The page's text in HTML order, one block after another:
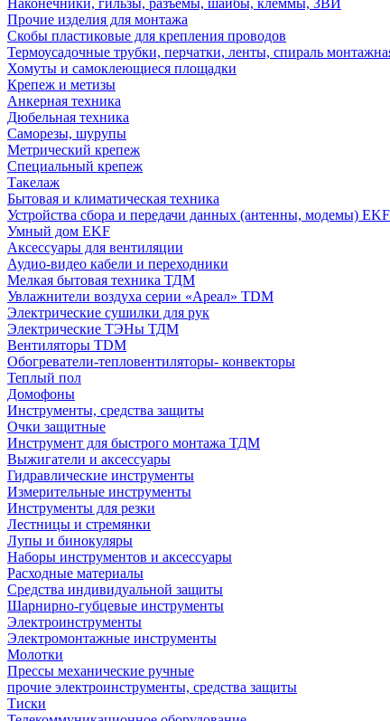
Наконечники, гильзы, разъемы, шайбы, клеммы, ЗВИ
Прочие изделия для монтажа
Скобы пластиковые для крепления проводов
Термоусадочные трубки, перчатки, ленты, спираль
Хомуты и самоклеющиеся площадки
Крепеж и метизы
Анкерная техника
Дюбельная техника
Саморезы, шурупы
Метрический крепеж
Специальный крепеж
Такелаж
Бытовая и климатическая техника
Устройства сбора и передачи данных (антенны, модемы) EKF
Умный дом EKF
Аксессуары для вентиляции
Аудио-видео кабели и переходники
Мелкая бытовая техника ТДМ
Увлажнители воздуха серии «Ареал» TDM
Электрические сушилки для рук
Электрические ТЭНы ТДМ
Вентиляторы TDM
Обогреватели-тепловентиляторы- конвекторы
Теплый пол
Домофоны
Инструменты, средства защиты
Очки защитные
Инструмент для быстрого монтажа ТДМ
Выжигатели и аксессуары
Гидравлические инструменты
Измерительные инструменты
Инструменты для резки
Лестницы и стремянки
Лупы и бинокуляры
Наборы инструментов и аксессуары
Расходные материалы
Средства индивидуальной защиты
Шарнирно-губцевые инструменты
Электроинструменты
Электромонтажные инструменты
Молотки
Прессы механические ручные
прочие электроинструменты, средства защиты
Тиски